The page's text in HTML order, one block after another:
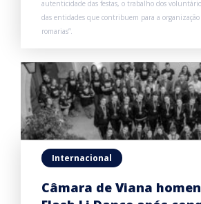
autenticidade das festas, o trabalho dos
das entidades que contribuem para a organização
romarias”.
Internacional
Câmara de Viana